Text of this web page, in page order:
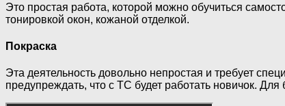
Это простая работа, которой можно обучиться
тонировкой окон, кожаной отделкой.
Покраска
Эта деятельность довольно непростая и требует
предупреждать, что с ТС будет работать новичок.